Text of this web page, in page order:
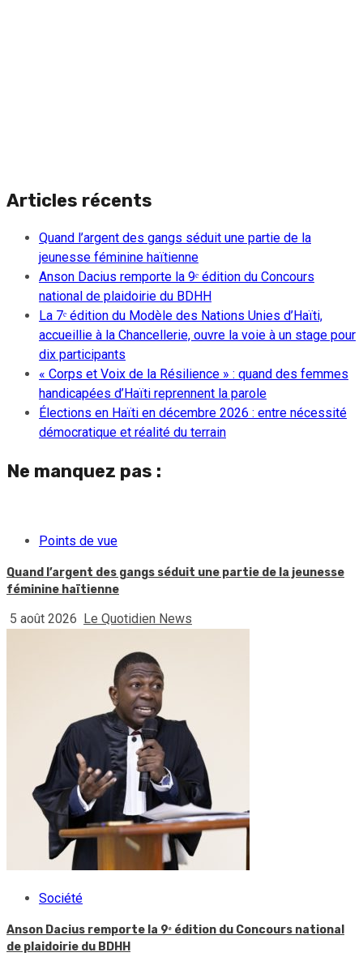
Articles récents
Quand l’argent des gangs séduit une partie de la
jeunesse féminine haïtienne
Anson Dacius remporte la 9ᵉ édition du Concours
national de plaidoirie du BDHH
La 7ᵉ édition du Modèle des Nations Unies d’Haïti,
accueillie à la Chancellerie, ouvre la voie à un stage pour
dix participants
« Corps et Voix de la Résilience » : quand des femmes
handicapées d’Haïti reprennent la parole
Élections en Haïti en décembre 2026 : entre nécessité
démocratique et réalité du terrain
Ne manquez pas :
Points de vue
Quand l’argent des gangs séduit une partie de la jeunesse
féminine haïtienne
5 août 2026 Le Quotidien News
Société
Anson Dacius remporte la 9ᵉ édition du Concours national
de plaidoirie du BDHH